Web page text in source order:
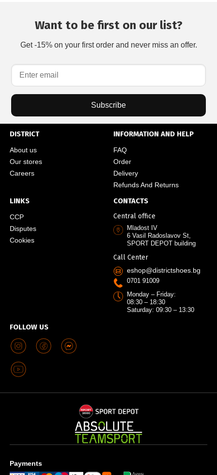
Want to be first on our list?
Get -15% on your first order and never miss an offer.
Subscribe
DISTRICT
About us
Our stores
Careers
INFORMATION AND HELP
FAQ
Order
Delivery
Refunds And Returns
LINKS
CCP
Disputes
Cookies
FOLLOW US
CONTACTS
Central office
Mladost IV
6 Vasil Radoslavov St,
SPORT DEPOT building
Call Center
eshop@districtshoes.bg
0701 91009
Monday – Friday:
08:30 – 18:30
Saturday: 09:30 – 13:30
Payments